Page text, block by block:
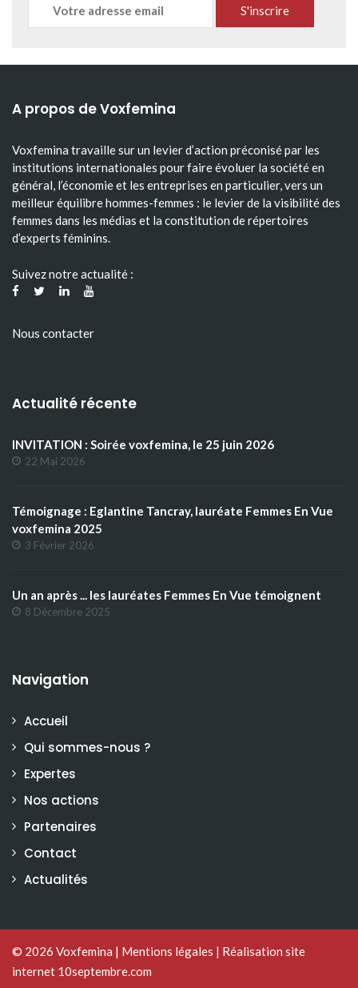
A propos de Voxfemina
Voxfemina travaille sur un levier d’action préconisé par les
institutions internationales pour faire évoluer la société en
général, l’économie et les entreprises en particulier, vers un
meilleur équilibre hommes-femmes : le levier de la visibilité des
femmes dans les médias et la constitution de répertoires
d’experts féminins.
Suivez notre actualité :
Nous contacter
Actualité récente
INVITATION : Soirée voxfemina, le 25 juin 2026
22 Mai 2026
Témoignage : Eglantine Tancray, lauréate Femmes En Vue
voxfemina 2025
3 Février 2026
Un an après ... les lauréates Femmes En Vue témoignent
8 Décembre 2025
Navigation
Accueil
Qui sommes-nous ?
Expertes
Nos actions
Partenaires
Contact
Actualités
© 2026 Voxfemina | Mentions légales | Réalisation site
internet 10septembre.com